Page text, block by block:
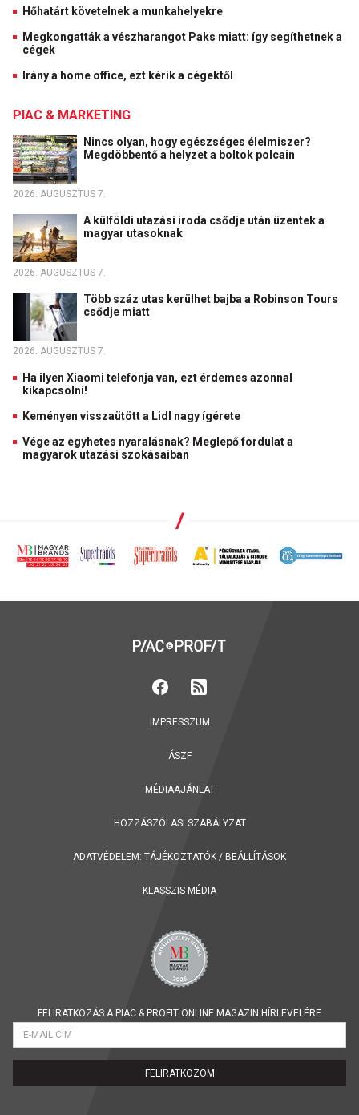
Hőhatárt követelnek a munkahelyekre
Megkongatták a vészharangot Paks miatt: így segíthetnek a
cégek
Irány a home office, ezt kérik a cégektől
PIAC & MARKETING
Nincs olyan, hogy egészséges élelmiszer?
Megdöbbentő a helyzet a boltok polcain
2026. AUGUSZTUS 7.
A külföldi utazási iroda csődje után üzentek a
magyar utasoknak
2026. AUGUSZTUS 7.
Több száz utas kerülhet bajba a Robinson Tours
csődje miatt
2026. AUGUSZTUS 7.
Ha ilyen Xiaomi telefonja van, ezt érdemes azonnal
kikapcsolni!
Keményen visszaütött a Lidl nagy ígérete
Vége az egyhetes nyaralásnak? Meglepő fordulat a
magyarok utazási szokásaiban
IMPRESSZUM
ÁSZF
MÉDIAAJÁNLAT
HOZZÁSZÓLÁSI SZABÁLYZAT
ADATVÉDELEM: TÁJÉKOZTATÓK / BEÁLLÍTÁSOK
KLASSZIS MÉDIA
FELIRATKOZÁS A PIAC & PROFIT ONLINE MAGAZIN HÍRLEVELÉRE
FELIRATKOZOM